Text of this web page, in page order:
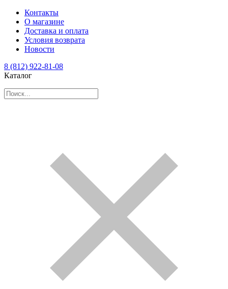
Контакты
О магазине
Доставка и оплата
Условия возврата
Новости
8 (812) 922-81-08
Каталог